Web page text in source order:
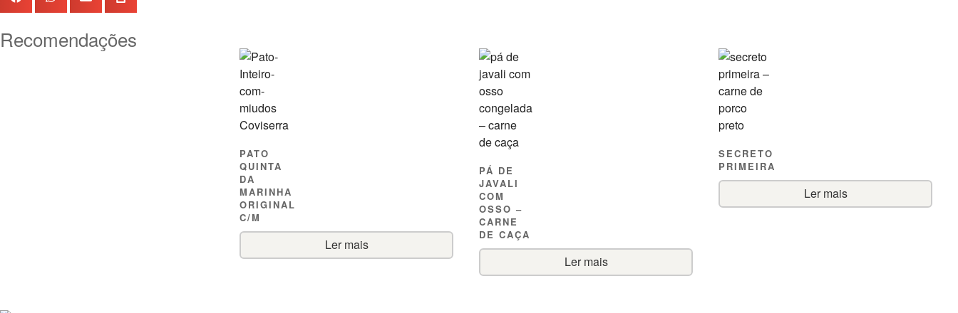
Recomendações
PATO
QUINTA
DA
MARINHA
ORIGINAL
C/M
Ler mais
PÁ DE
JAVALI
COM
OSSO –
CARNE
DE CAÇA
Ler mais
SECRETO
PRIMEIRA
Ler mais